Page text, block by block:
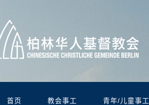
首页 教会事工 青年/儿童事工